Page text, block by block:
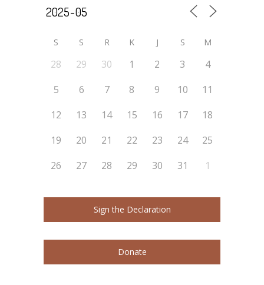
S S R K J S M
28 29 30 1 2 3
4
5
6 7 8 9 10
11
12
13 14 15 16 17
18
19
20 21 22 23 24
25
26
27 28 29 30 31 1
Sign the Declaration
Donate